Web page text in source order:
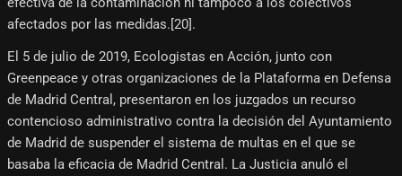
afectados por las medidas.[20]​.
El 5 de julio de 2019, Ecologistas en Acción, junto con
Greenpeace y otras organizaciones de la Plataforma en Defensa
de Madrid Central, presentaron en los juzgados un recurso
contencioso administrativo contra la decisión del Ayuntamiento
de Madrid de suspender el sistema de multas en el que se
basaba la eficacia de Madrid Central. La Justicia anuló el